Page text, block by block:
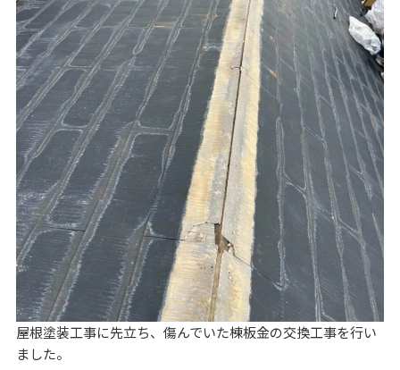
屋根塗装工事に先立ち、傷んでいた棟板金の交換工事を行い
ました。